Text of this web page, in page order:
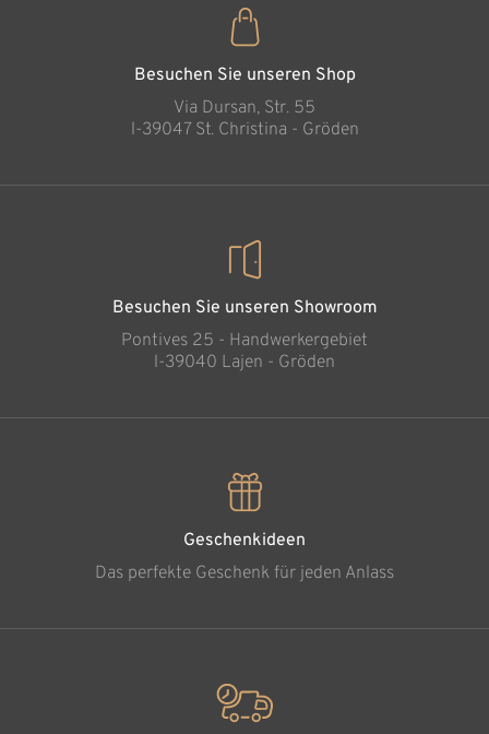
Traubenjunge
Hinzugefügt zum
Warenkorb
Besuchen Sie unseren Shop
Via Dursan, Str. 55
l-39047 St. Christina - Gröden
Besuchen Sie unseren Showroom
Pontives 25 - Handwerkergebiet
l-39040 Lajen - Gröden
Geschenkideen
Das perfekte Geschenk für jeden Anlass